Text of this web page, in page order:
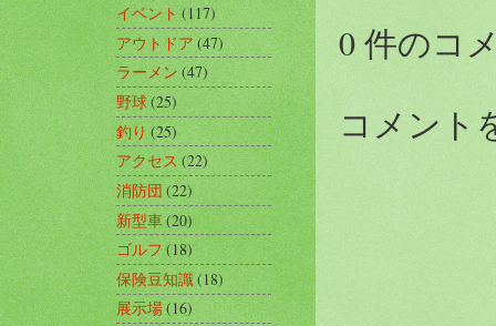
0 件のコ
コメント
イベント(117)
アウトドア(47)
ラーメン(47)
野球(25)
釣り(25)
アクセス(22)
消防団(22)
新型車(20)
ゴルフ(18)
保険豆知識(18)
展示場(16)